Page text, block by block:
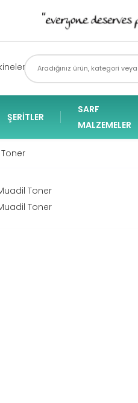
ŞERITLER
SARF
MALZEMELER
Toner